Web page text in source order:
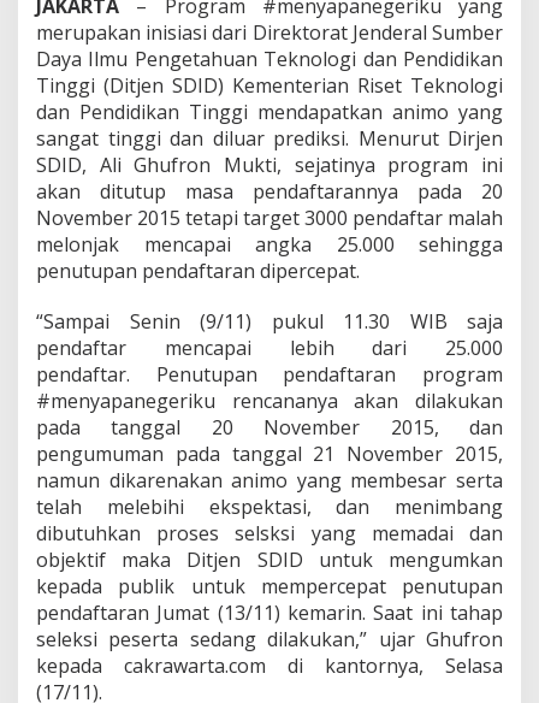
i
n
g
g
i
M
a
s
y
a
r
a
k
t
JAKARTA – Program #menyapanegeriku yang
merupakan inisiasi dari Direktorat Jenderal Sumber
Daya Ilmu Pengetahuan Teknologi dan Pendidikan
Tinggi (Ditjen SDID) Kementerian Riset Teknologi
dan Pendidikan Tinggi mendapatkan animo yang
sangat tinggi dan diluar prediksi. Menurut Dirjen
SDID, Ali Ghufron Mukti, sejatinya program ini
akan ditutup masa pendaftarannya pada 20
November 2015 tetapi target 3000 pendaftar malah
melonjak mencapai angka 25.000 sehingga
penutupan pendaftaran dipercepat.
“Sampai Senin (9/11) pukul 11.30 WIB saja
pendaftar mencapai lebih dari 25.000
pendaftar. Penutupan pendaftaran program
#menyapanegeriku rencananya akan dilakukan
pada tanggal 20 November 2015, dan
pengumuman pada tanggal 21 November 2015,
namun dikarenakan animo yang membesar serta
telah melebihi ekspektasi, dan menimbang
dibutuhkan proses selsksi yang memadai dan
objektif maka Ditjen SDID untuk mengumkan
kepada publik untuk mempercepat penutupan
pendaftaran Jumat (13/11) kemarin. Saat ini tahap
seleksi peserta sedang dilakukan,” ujar Ghufron
kepada cakrawarta.com di kantornya, Selasa
(17/11).